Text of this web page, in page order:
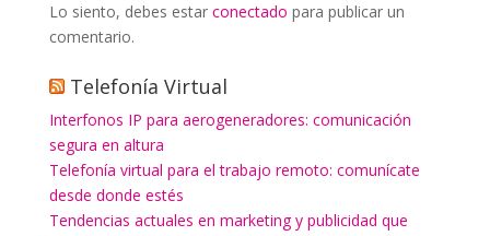
Lo siento, debes estar conectado para publicar un
comentario.
Telefonía Virtual
Interfonos IP para aerogeneradores: comunicación
segura en altura
Telefonía virtual para el trabajo remoto: comunícate
desde donde estés
Tendencias actuales en marketing y publicidad que